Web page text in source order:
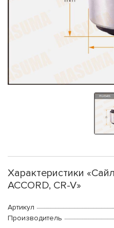
Характеристики
ACCORD, CR-V»
Артикул
Производитель